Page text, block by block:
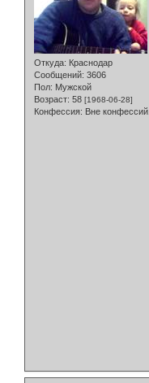
Откуда: Краснодар
Сообщений: 3606
Пол: Мужской
Возраст: 58 [1968-06-28]
Конфессия: Вне конфессий.